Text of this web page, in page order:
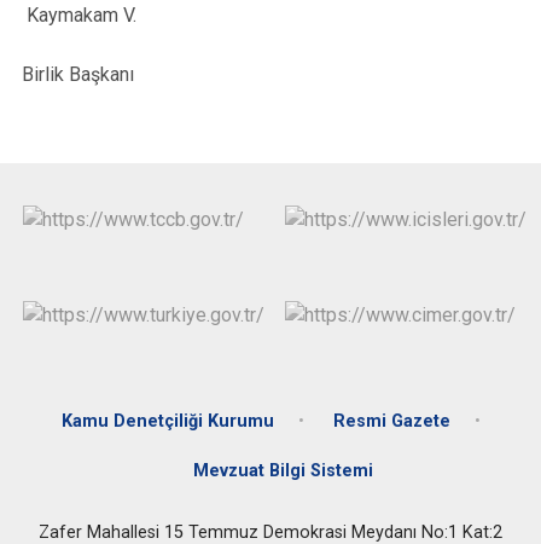
Kaymakam V.
Birlik Başkanı
Kamu Denetçiliği Kurumu Resmi Gazete
Mevzuat Bilgi Sistemi
Zafer Mahallesi 15 Temmuz Demokrasi Meydanı No:1 Kat:2